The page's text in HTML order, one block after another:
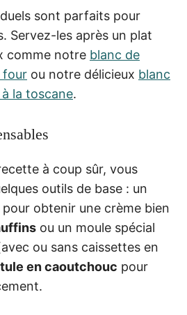
sont parfaits pour
Servez-les après un plat
comme notre blanc de
four ou notre délicieux blanc
la toscane.
à coup sûr, vous
outils de base : un
pour obtenir une crème bien
ou un moule spécial
ou sans caissettes en
en caoutchouc pour